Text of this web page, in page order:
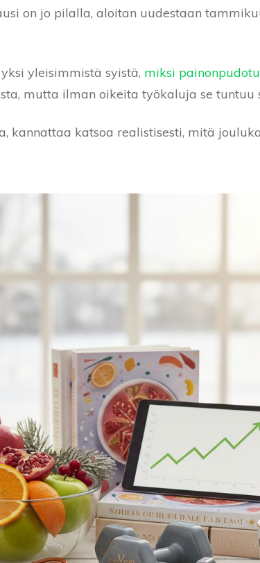
on jo pilalla, aloitan uudestaan
yleisimmistä syistä, miksi
mutta ilman oikeita työkaluja se tuntuu
kannattaa katsoa realistisesti, mitä